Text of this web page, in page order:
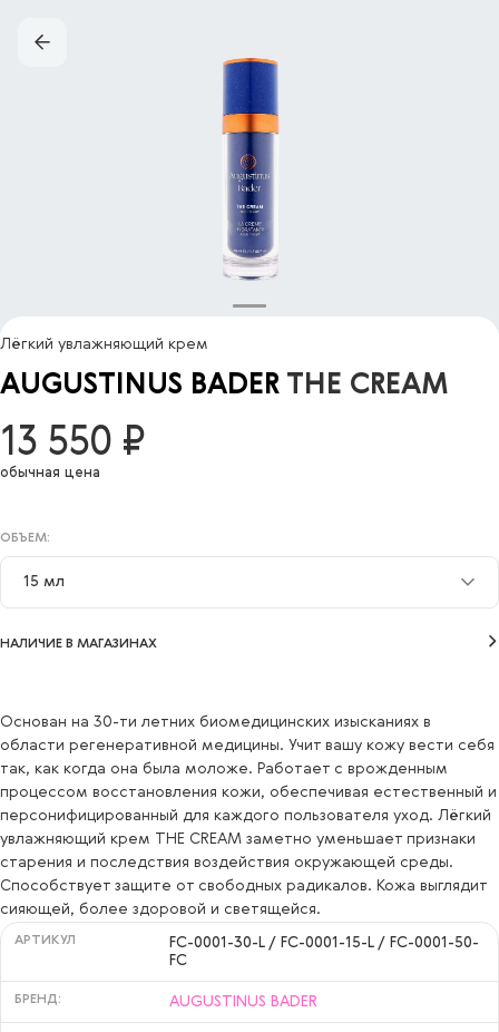
Лёгкий увлажняющий крем
AUGUSTINUS BADER THE CREAM
ОБЪЕМ:
15 мл
15 мл
50 мл
13 550 ₽
обычная цена
НАЛИЧИЕ В МАГАЗИНАХ
Основан на 30-ти летних биомедицинских изысканиях в
области регенеративной медицины. Учит вашу кожу вести себя
так, как когда она была моложе. Работает с врожденным
процессом восстановления кожи, обеспечивая естественный и
персонифицированный для каждого пользователя уход. Лёгкий
увлажняющий крем THE CREAM заметно уменьшает признаки
старения и последствия воздействия окружающей среды.
Способствует защите от свободных радикалов. Кожа выглядит
сияющей, более здоровой и светящейся.
АРТИКУЛ
FC-0001-30-L / FC-0001-15-L / FC-0001-50-
FC
БРЕНД: AUGUSTINUS BADER